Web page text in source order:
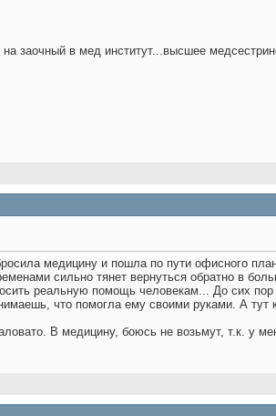
заочный в мед институт...высшее
медицину и пошла по пути офисного
сильно тянет вернуться обратно в
реальную помощь человекам... До сих
что помогла ему своими руками. А
В медицину, боюсь не возьмут, т.к. у